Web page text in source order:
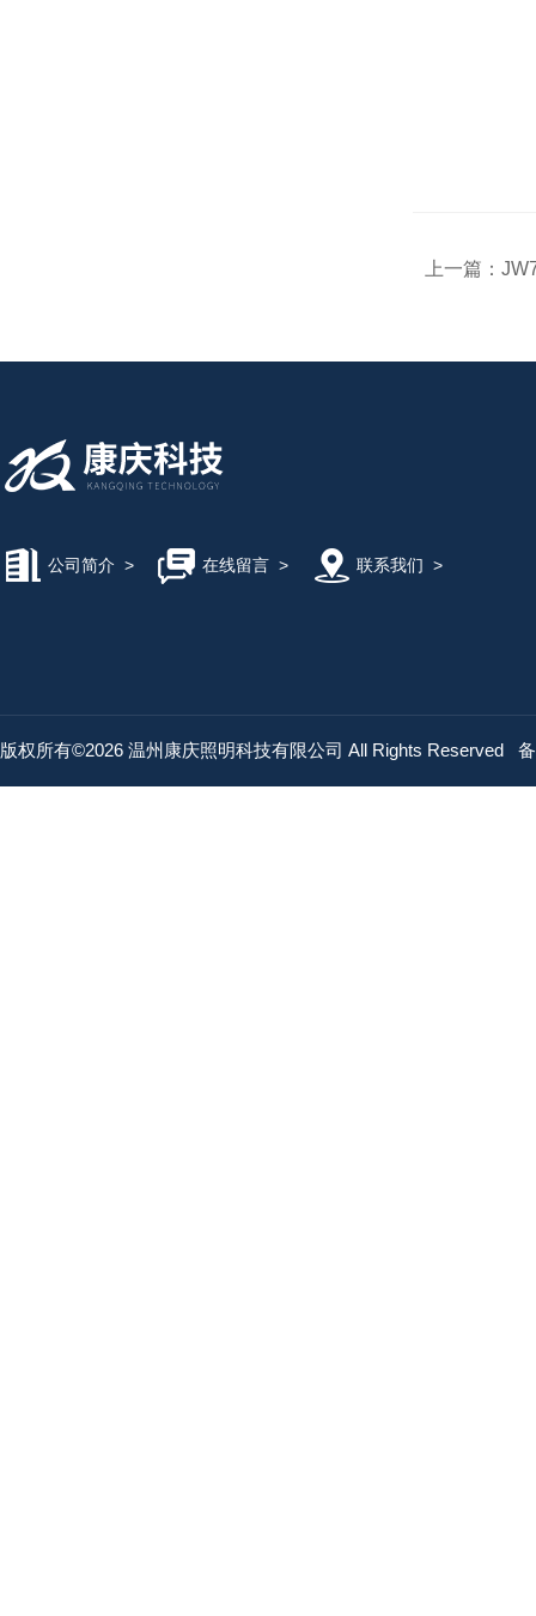
上一篇：
公司简介 > 在线留言> 联系我们 >
版权所有©2026 温州康庆照明科技有限公司 All Rights Reserved